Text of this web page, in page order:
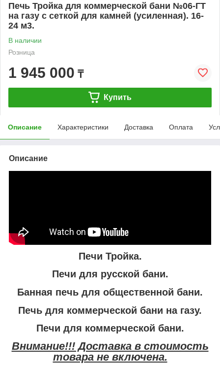
Печь Тройка для коммерческой бани №06-ГТ
на газу с сеткой для камней (усиленная). 16-
24 м3.
В наличии
Розница
1 945 000 ₸
Купить
Описание Характеристики Доставка Оплата
Описание
Печи Тройка.
Печи для русской бани.
Банная печь для общественной бани.
Печь для коммерческой бани на газу.
Печи для коммерческой бани.
Внимание!!! Доставка в стоимость
товара не включена.